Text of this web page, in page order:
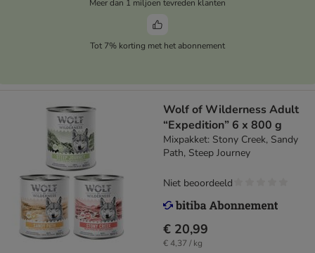
Meer dan 1 miljoen tevreden klanten
Tot 7% korting met het abonnement
Wolf of Wilderness Adult
“Expedition” 6 x 800 g
Mixpakket: Stony Creek, Sandy
Path, Steep Journey
€ 20,99
€ 4,37 / kg
Niet beoordeeld